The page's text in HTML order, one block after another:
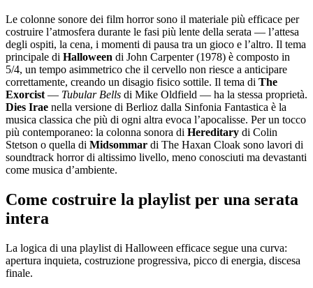
Le colonne sonore dei film horror sono il materiale più efficace per
costruire l’atmosfera durante le fasi più lente della serata — l’attesa
degli ospiti, la cena, i momenti di pausa tra un gioco e l’altro. Il tema
principale di Halloween di John Carpenter (1978) è composto in
5/4, un tempo asimmetrico che il cervello non riesce a anticipare
correttamente, creando un disagio fisico sottile. Il tema di The
Exorcist — Tubular Bells di Mike Oldfield — ha la stessa proprietà.
Dies Irae nella versione di Berlioz dalla Sinfonia Fantastica è la
musica classica che più di ogni altra evoca l’apocalisse. Per un tocco
più contemporaneo: la colonna sonora di Hereditary di Colin
Stetson o quella di Midsommar di The Haxan Cloak sono lavori di
soundtrack horror di altissimo livello, meno conosciuti ma devastanti
come musica d’ambiente.
Come costruire la playlist per una serata
intera
La logica di una playlist di Halloween efficace segue una curva:
apertura inquieta, costruzione progressiva, picco di energia, discesa
finale.